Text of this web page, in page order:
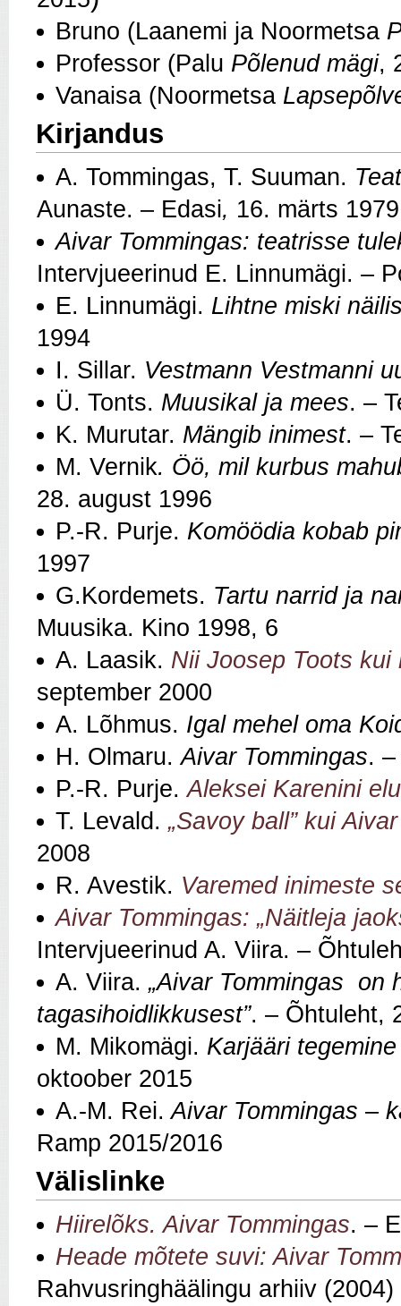
Bruno (Laanemi ja Noormetsa
Professor (Palu Põlenud mägi,
Vanaisa (Noormetsa
Kirjandus
A. Tommingas, T. Suuman.
Aunaste. – Edasi, 16. märts 1979
Aivar Tommingas: teatrisse
Intervjueerinud E. Linnumägi. –
E. Linnumägi. Lihtne miski
1994
I. Sillar. Vestmann Vestmanni
Ü. Tonts. Muusikal ja mees. –
K. Murutar. Mängib inimest. –
M. Vernik. Öö, mil kurbus
28. august 1996
P.-R. Purje. Komöödia kobab
1997
G.Kordemets. Tartu narrid ja
Muusika. Kino 1998, 6
A. Laasik. Nii Joosep Toots kui
september 2000
A. Lõhmus. Igal mehel oma
H. Olmaru.Aivar Tommingas.
P.-R. Purje.Aleksei Karenini
T. Levald. „Savoy ball” kui
2008
R. Avestik. Varemed inimeste
Aivar Tommingas: „Näitleja
Intervjueerinud A. Viira. –
A. Viira. „Aivar Tommingas on
tagasihoidlikkusest”. – Õhtuleht,
M. Mikomägi. Karjääri
oktoober 2015
A.-M. Rei. Aivar Tommingas –
Ramp 2015/2016
Välislinke
Hiirelõks. Aivar Tommingas. –
Heade mõtete suvi: Aivar
Rahvusringhäälingu arhiiv (2004)